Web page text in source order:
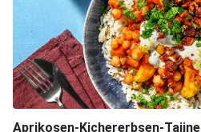
Aprikosen-Kichererbsen-Tajine